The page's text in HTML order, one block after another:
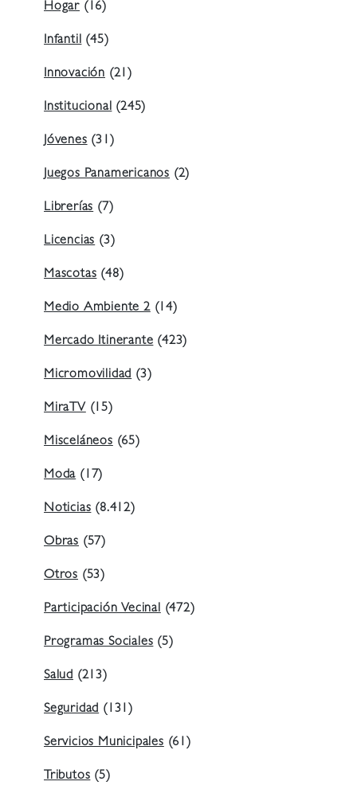
Hogar (16)
Infantil(45)
Innovación (21)
Institucional(245)
Jóvenes(31)
Juegos Panamericanos (2)
Librerías(7)
Licencias(3)
Mascotas(48)
Medio Ambiente 2(14)
Mercado Itinerante(423)
Micromovilidad(3)
MiraTV(15)
Misceláneos(65)
Moda(17)
Noticias(8.412)
Obras (57)
Otros (53)
Participación Vecinal(472)
Programas Sociales(5)
Salud (213)
Seguridad(131)
Servicios Municipales(61)
Tributos(5)